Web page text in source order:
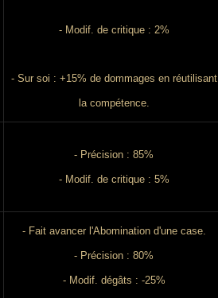
- Modif. de critique : 2%
- Sur soi : +15% de dommages en réutilisant
la compétence.
- Précision : 85%
- Modif. de critique : 5%
- Fait avancer l'Abomination d'une case.
- Précision : 80%
- Modif. dégâts : -25%